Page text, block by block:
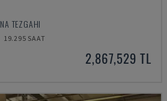
TEZGAHI
19.295 SAAT
2,867,529 TL